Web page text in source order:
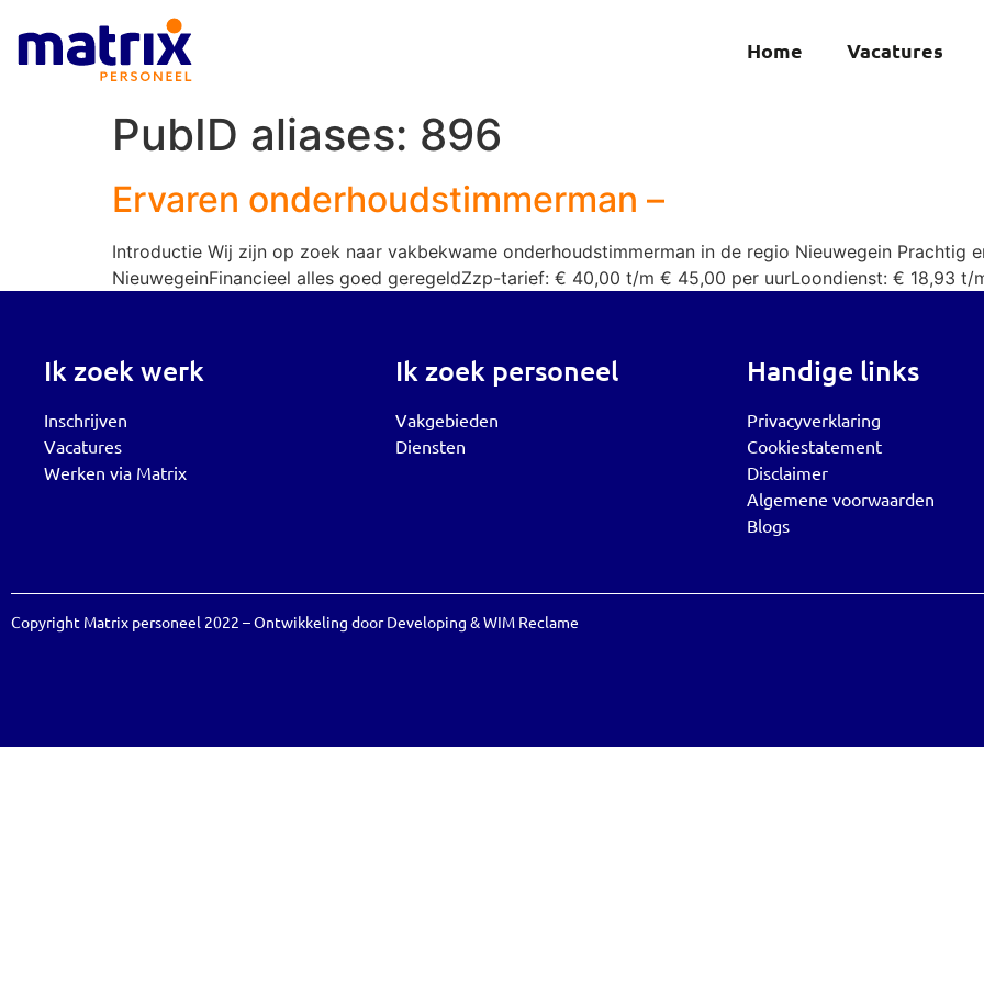
Home Vacatures
PubID aliases: 896
Ervaren onderhoudstimmerman –
Introductie Wij zijn op zoek naar vakbekwame onderhoudstimmerman in de regio Nieuwegein Prachtig
NieuwegeinFinancieel alles goed geregeldZzp-tarief: € 40,00 t/m € 45,00 per uurLoondienst: € 18,93
Ik zoek werk
Inschrijven
Vacatures
Werken via Matrix
Ik zoek personeel
Vakgebieden
Diensten
Handige links
Privacyverklaring
Cookiestatement
Disclaimer
Algemene voorwaarden
Blogs
Copyright Matrix personeel 2022 – Ontwikkeling doorDeveloping &WIM Reclame